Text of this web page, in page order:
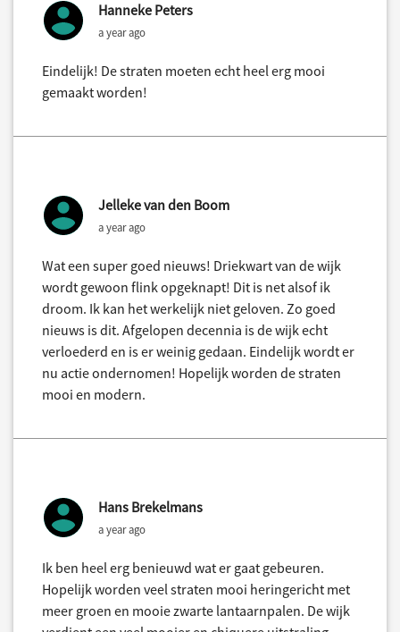
Hanneke Peters
a year ago
Eindelijk! De straten moeten echt heel erg mooi
gemaakt worden!
Jelleke van den Boom
a year ago
Wat een super goed nieuws! Driekwart van de wijk
wordt gewoon flink opgeknapt! Dit is net alsof ik
droom. Ik kan het werkelijk niet geloven. Zo goed
nieuws is dit. Afgelopen decennia is de wijk echt
verloederd en is er weinig gedaan. Eindelijk wordt er
nu actie ondernomen! Hopelijk worden de straten
mooi en modern.
Hans Brekelmans
a year ago
Ik ben heel erg benieuwd wat er gaat gebeuren.
Hopelijk worden veel straten mooi heringericht met
meer groen en mooie zwarte lantaarnpalen. De wijk